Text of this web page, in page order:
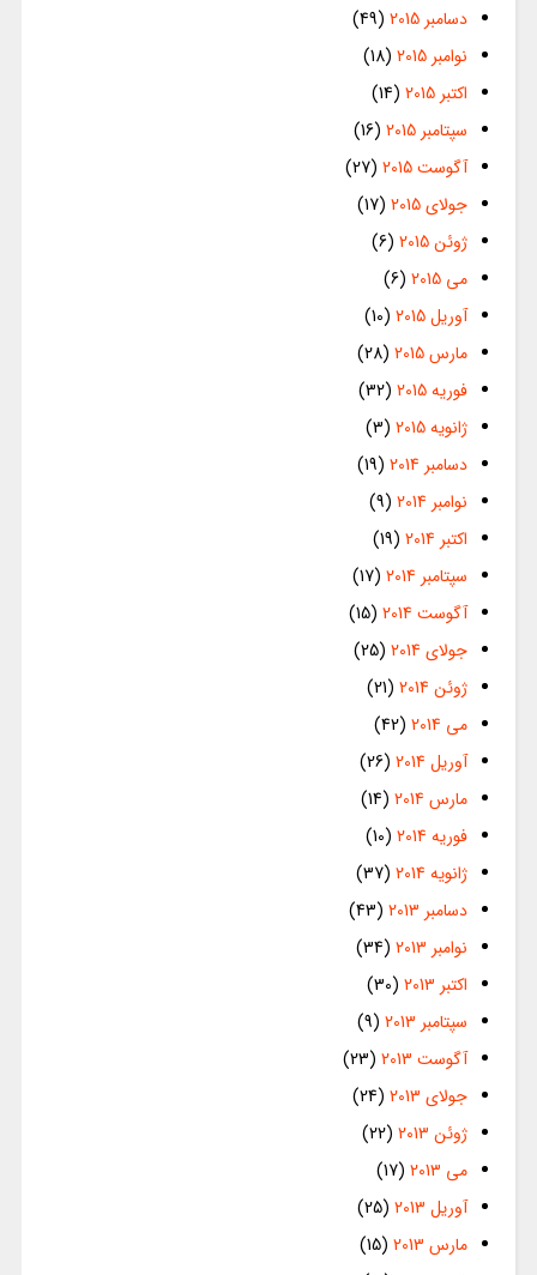
دسامبر 2015
(49)
نوامبر 2015
(18)
اکتبر 2015
(14)
سپتامبر 2015
(16)
آگوست 2015
(27)
جولای 2015
(17)
ژوئن 2015
(6)
می 2015
(6)
آوریل 2015
(10)
مارس 2015
(28)
فوریه 2015
(32)
ژانویه 2015
(3)
دسامبر 2014
(19)
نوامبر 2014
(9)
اکتبر 2014
(19)
سپتامبر 2014
(17)
آگوست 2014
(15)
جولای 2014
(25)
ژوئن 2014
(21)
می 2014
(42)
آوریل 2014
(26)
مارس 2014
(14)
فوریه 2014
(10)
ژانویه 2014
(37)
دسامبر 2013
(43)
نوامبر 2013
(34)
اکتبر 2013
(30)
سپتامبر 2013
(9)
آگوست 2013
(23)
جولای 2013
(24)
ژوئن 2013
(22)
می 2013
(17)
آوریل 2013
(25)
مارس 2013
(15)